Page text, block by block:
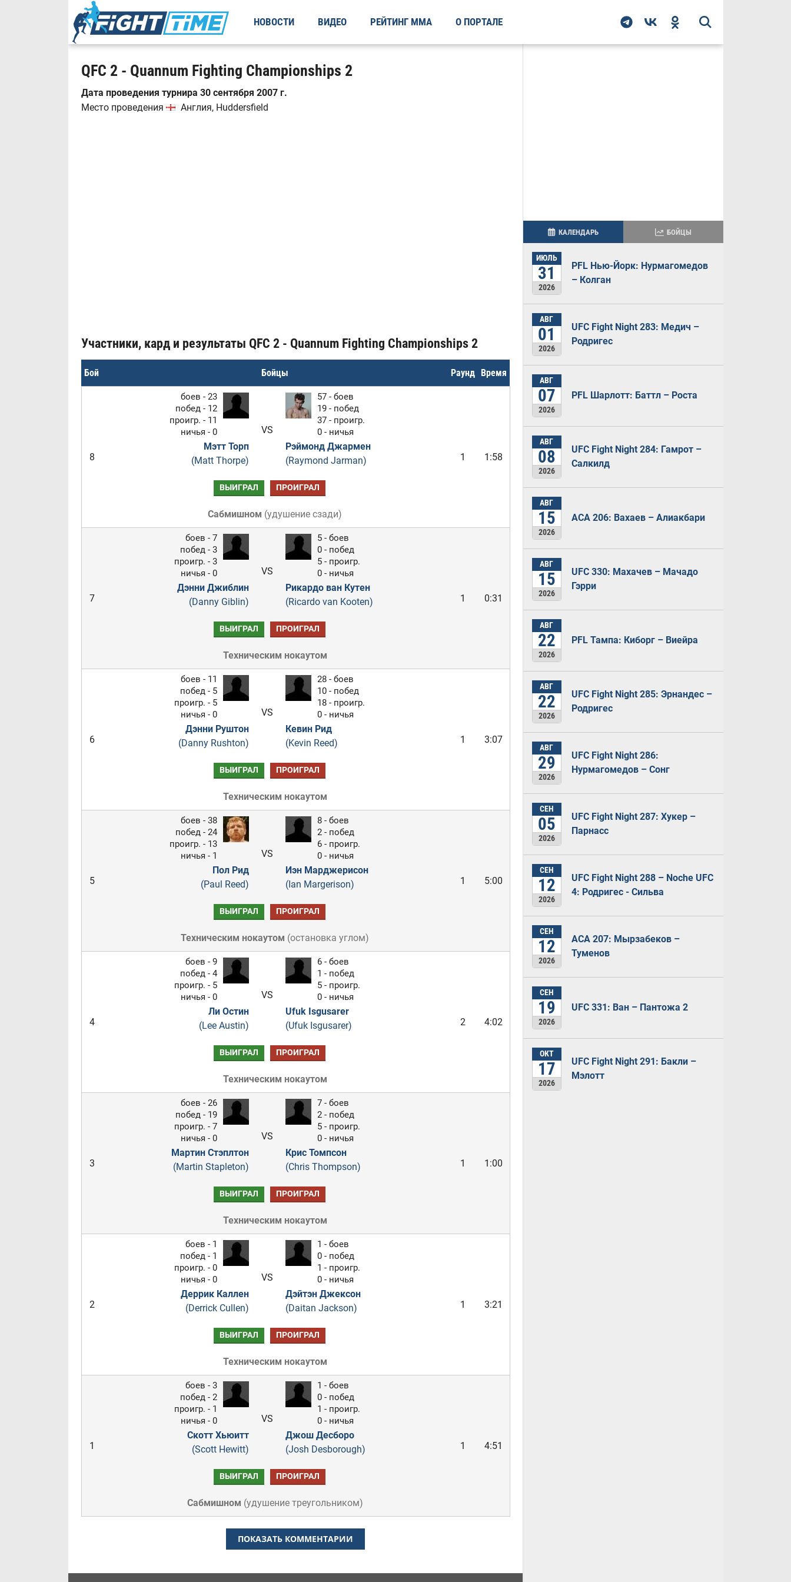
НОВОСТИ ВИДЕО РЕЙТИНГ ММА О ПОРТАЛЕ
QFC 2 - Quannum Fighting Championships 2
Дата проведения турнира 30 сентября 2007 г.
Место проведения
Англия, Huddersfield
Участники, кард и результаты QFC 2 - Quannum Fighting Championships 2
Бой Бойцы Раунд Время
8
боев - 23
побед - 12
проигр. - 11
ничья - 0
Мэтт Торп
(Matt Thorpe)
VS
57 - боев
19 - побед
37 - проигр.
0 - ничья
Рэймонд Джармен
(Raymond Jarman)
1 1:58
ВЫИГРАЛ ПРОИГРАЛ
Сабмишном (удушение сзади)
7
боев - 7
побед - 3
проигр. - 3
ничья - 0
Дэнни Джиблин
(Danny Giblin)
VS
5 - боев
0 - побед
5 - проигр.
0 - ничья
Рикардо ван Кутен
(Ricardo van Kooten)
1 0:31
ВЫИГРАЛ ПРОИГРАЛ
Техническим нокаутом
6
боев - 11
побед - 5
проигр. - 5
ничья - 0
Дэнни Руштон
(Danny Rushton)
VS
28 - боев
10 - побед
18 - проигр.
0 - ничья
Кевин Рид
(Kevin Reed)
1 3:07
ВЫИГРАЛ ПРОИГРАЛ
Техническим нокаутом
5
боев - 38
побед - 24
проигр. - 13
ничья - 1
Пол Рид
(Paul Reed)
VS
8 - боев
2 - побед
6 - проигр.
0 - ничья
Иэн Марджерисон
(Ian Margerison)
1 5:00
ВЫИГРАЛ ПРОИГРАЛ
Техническим нокаутом (остановка углом)
4
боев - 9
побед - 4
проигр. - 5
ничья - 0
Ли Остин
(Lee Austin)
VS
6 - боев
1 - побед
5 - проигр.
0 - ничья
Ufuk Isgusarer
(Ufuk Isgusarer)
2 4:02
ВЫИГРАЛ ПРОИГРАЛ
Техническим нокаутом
3
боев - 26
побед - 19
проигр. - 7
ничья - 0
Мартин Стэплтон
(Martin Stapleton)
VS
7 - боев
2 - побед
5 - проигр.
0 - ничья
Крис Томпсон
(Chris Thompson)
1 1:00
ВЫИГРАЛ ПРОИГРАЛ
Техническим нокаутом
2
боев - 1
побед - 1
проигр. - 0
ничья - 0
Деррик Каллен
(Derrick Cullen)
VS
1 - боев
0 - побед
1 - проигр.
0 - ничья
Дэйтэн Джексон
(Daitan Jackson)
1 3:21
ВЫИГРАЛ ПРОИГРАЛ
Техническим нокаутом
1
боев - 3
побед - 2
проигр. - 1
ничья - 0
Скотт Хьюитт
(Scott Hewitt)
VS
1 - боев
0 - побед
1 - проигр.
0 - ничья
Джош Десборо
(Josh Desborough)
1 4:51
ВЫИГРАЛ ПРОИГРАЛ
Сабмишном (удушение треугольником)
ПОКАЗАТЬ КОММЕНТАРИИ
КАЛЕНДАРЬ БОЙЦЫ
ИЮЛЬ
31
2026
PFL Нью-Йорк: Нурмагомедов
– Колган
АВГ
01
2026
UFC Fight Night 283: Медич –
Родригес
АВГ
07
2026
PFL Шарлотт: Баттл – Роста
АВГ
08
2026
UFC Fight Night 284: Гамрот –
Салкилд
АВГ
15
2026
ACA 206: Вахаев – Алиакбари
АВГ
15
2026
UFC 330: Махачев – Мачадо
Гэрри
АВГ
22
2026
PFL Тампа: Киборг – Виейра
АВГ
22
2026
UFC Fight Night 285: Эрнандес –
Родригес
АВГ
29
2026
UFC Fight Night 286:
Нурмагомедов – Сонг
СЕН
05
2026
UFC Fight Night 287: Хукер –
Парнасс
СЕН
12
2026
UFC Fight Night 288 – Noche UFC
4: Родригес - Сильва
СЕН
12
2026
ACA 207: Мырзабеков –
Туменов
СЕН
19
2026
UFC 331: Ван – Пантожа 2
ОКТ
17
2026
UFC Fight Night 291: Бакли –
Мэлотт